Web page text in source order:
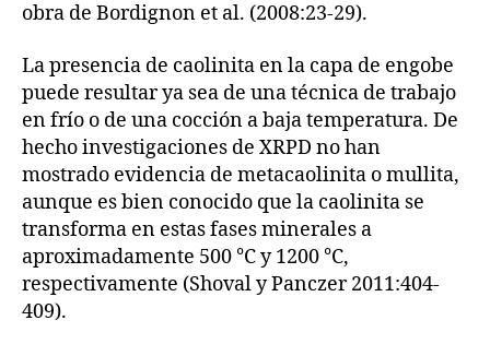
obra de Bordignon et al. (2008:23-29).
La presencia de caolinita en la capa de engobe
puede resultar ya sea de una técnica de trabajo
en frío o de una cocción a baja temperatura. De
hecho investigaciones de XRPD no han
mostrado evidencia de metacaolinita o mullita,
aunque es bien conocido que la caolinita se
transforma en estas fases minerales a
aproximadamente 500 °C y 1200 °C,
respectivamente (Shoval y Panczer 2011:404-
409).